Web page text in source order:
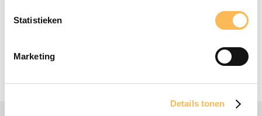
Statistieken
Marketing
Details tonen
jouw drukwerk. Neem vandaag nog
jouw project een succes!